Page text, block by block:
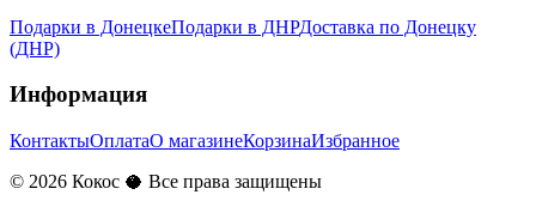
Подарки в ДонецкеПодарки в ДНРДоставка по Донецку
(ДНР)
Информация
КонтактыОплатаО магазинеКорзинаИзбранное
© 2026 Кокос 🥥 Все права защищены